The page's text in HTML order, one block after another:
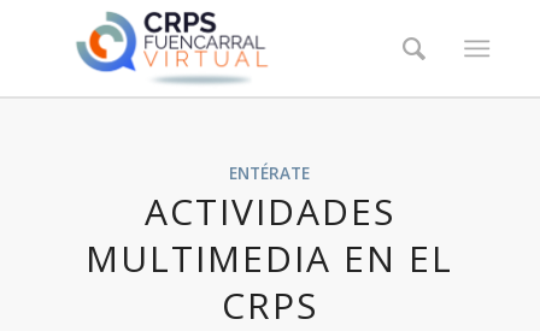
ENTÉRATE
ACTIVIDADES
MULTIMEDIA EN EL
CRPS